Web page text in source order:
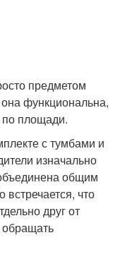
предметом
функциональна,
площади.
с тумбами и
изначально
общим
что
друг от
обращать